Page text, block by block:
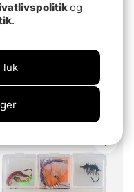
Char Special
DKK
og
.
luk